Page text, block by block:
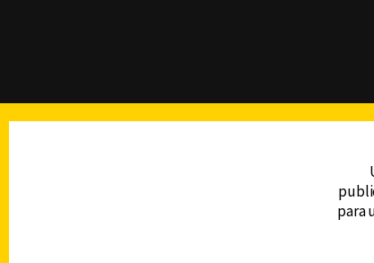
DERECHOS RESERVADOS © CANAL 6
Prohibida la reproducción total opara